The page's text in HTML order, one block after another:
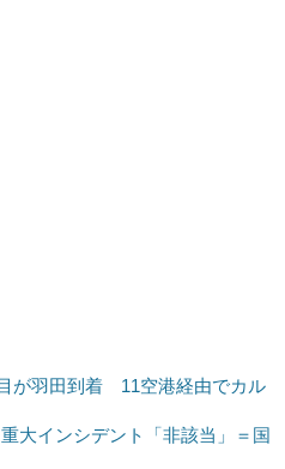
が羽田到着 11空港経由でカル
大インシデント「非該当」＝国